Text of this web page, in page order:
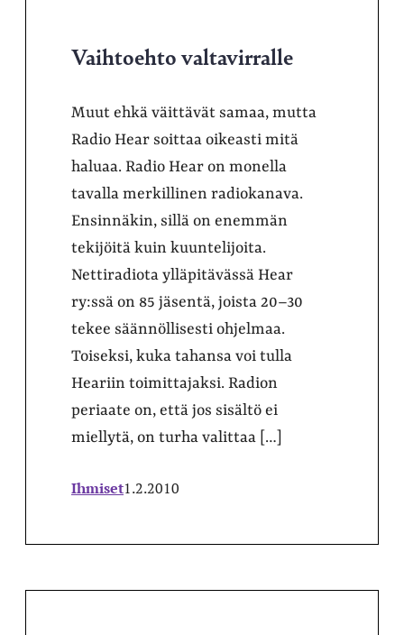
Vaihtoehto valtavirralle
Muut ehkä väittävät samaa, mutta
Radio Hear soittaa oikeasti mitä
haluaa. Radio Hear on monella
tavalla merkillinen radiokanava.
Ensinnäkin, sillä on enemmän
tekijöitä kuin kuuntelijoita.
Nettiradiota ylläpitävässä Hear
ry:ssä on 85 jäsentä, joista 20–30
tekee säännöllisesti ohjelmaa.
Toiseksi, kuka tahansa voi tulla
Heariin toimittajaksi. Radion
periaate on, että jos sisältö ei
miellytä, on turha valittaa […]
Ihmiset1.2.2010